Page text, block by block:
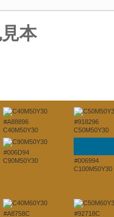
本
#A88896
C40M50Y30
#918296
C50M50Y30
#006D94
C90M50Y30
#006994
C100M50Y30
#A8758C
#92718C